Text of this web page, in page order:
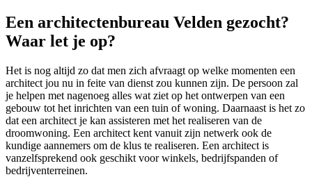
Een architectenbureau Velden gezocht?
Waar let je op?
Het is nog altijd zo dat men zich afvraagt op welke momenten een
architect jou nu in feite van dienst zou kunnen zijn. De persoon zal
je helpen met nagenoeg alles wat ziet op het ontwerpen van een
gebouw tot het inrichten van een tuin of woning. Daarnaast is het zo
dat een architect je kan assisteren met het realiseren van de
droomwoning. Een architect kent vanuit zijn netwerk ook de
kundige aannemers om de klus te realiseren. Een architect is
vanzelfsprekend ook geschikt voor winkels, bedrijfspanden of
bedrijventerreinen.